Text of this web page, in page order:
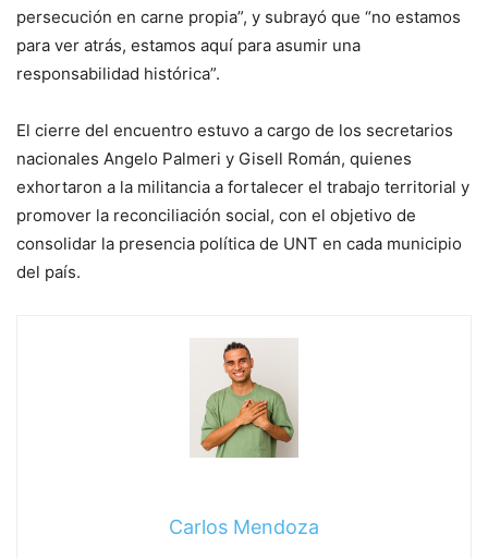
persecución en carne propia”, y subrayó que “no estamos
para ver atrás, estamos aquí para asumir una
responsabilidad histórica”.
El cierre del encuentro estuvo a cargo de los secretarios
nacionales Angelo Palmeri y Gisell Román, quienes
exhortaron a la militancia a fortalecer el trabajo territorial y
promover la reconciliación social, con el objetivo de
consolidar la presencia política de UNT en cada municipio
del país.
Carlos Mendoza